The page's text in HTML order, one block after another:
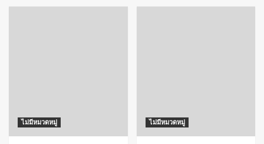
ไม่มีหมวดหมู่ ไม่มีหมวดหมู่